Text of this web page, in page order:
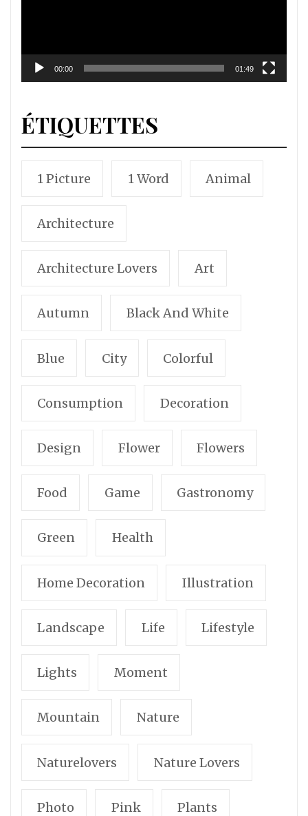
00:00 01:49
ÉTIQUETTES
1 Picture 1 Word Animal
Architecture
Architecture Lovers Art
Autumn Black And White
Blue City Colorful
Consumption Decoration
Design Flower Flowers
Food Game Gastronomy
Green Health
Home Decoration Illustration
Landscape Life Lifestyle
Lights Moment
Mountain Nature
Naturelovers Nature Lovers
Photo Pink Plants